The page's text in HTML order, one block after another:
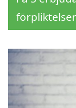
förpliktelser